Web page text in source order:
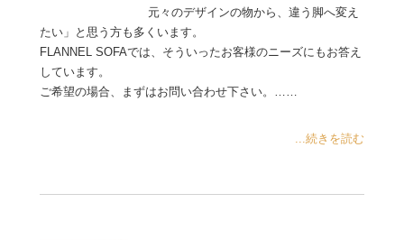
元々のデザインの物から、違う脚へ変え
たい」と思う方も多くいます。
FLANNEL SOFAでは、そういったお客様のニーズにもお答え
しています。
ご希望の場合、まずはお問い合わせ下さい。……
...続きを読む